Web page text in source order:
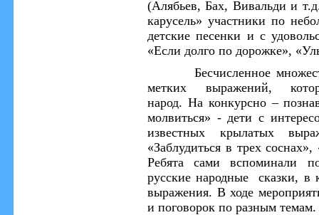
(Алябьев, Бах, Вивальди и
карусель» участники по
детские песенки и с
«Если долго по дорожке»,
Бесчисленное
метких выражений,
народ. На конкурсно –
молвиться» -дети с
известных крылатых
«Заблудиться в трех
Ребята сами вспоминали
русские народные сказки, в
выражения. В ходе
и поговорок по разным темам.